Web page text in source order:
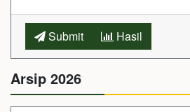
Submit Hasil
Arsip 2026